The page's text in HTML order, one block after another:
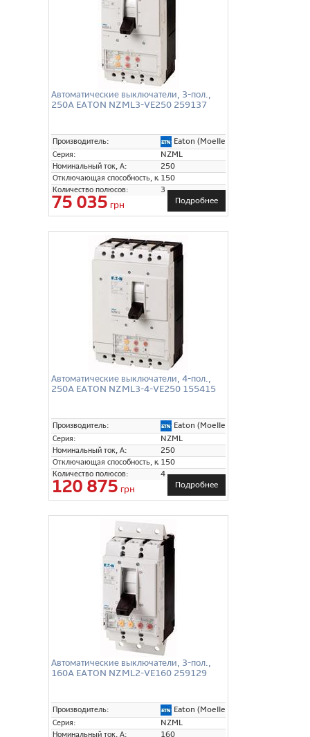
Автоматические выключатели, 3-пол.,
250A EATON NZML3-VE250 259137
Производитель:
Eaton (Moeller)
Серия:
NZML
Номинальный ток, А:
250
Отключающая способность, кА:150
Количество полюсов:
3
75 035 грн Подробнее
Автоматические выключатели, 4-пол.,
250A EATON NZML3-4-VE250 155415
Производитель:
Eaton (Moeller)
Серия:
NZML
Номинальный ток, А:
250
Отключающая способность, кА:150
Количество полюсов:
4
120 875 грн Подробнее
Автоматические выключатели, 3-пол.,
160A EATON NZML2-VE160 259129
Производитель:
Eaton (Moeller)
Серия:
NZML
Номинальный ток, А:
160